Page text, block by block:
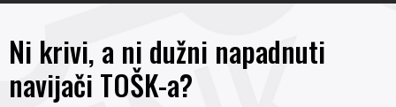
Ni krivi, a ni dužni napadnuti
navijači TOŠK-a?